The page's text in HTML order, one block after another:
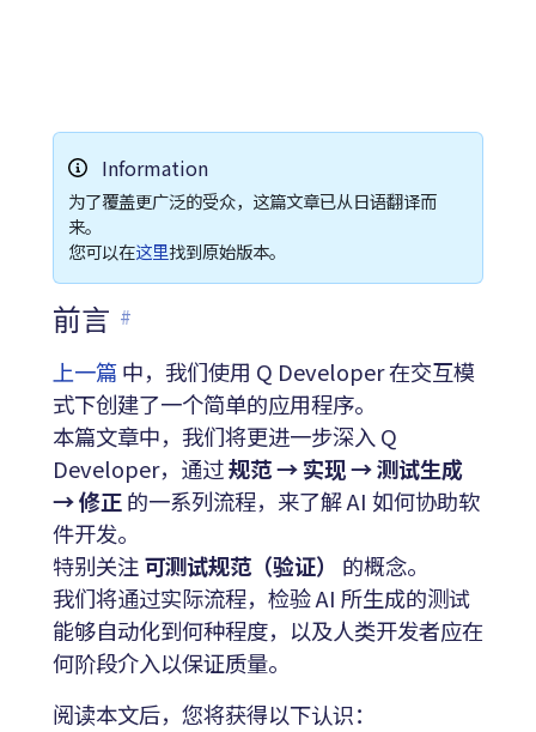
Information
为了覆盖更广泛的受众，这篇文章已从日语翻译而
来。
您可以在这里找到原始版本。
前言 #
上一篇中，我们使用 Q Developer 在交互模
式下创建了一个简单的应用程序。
本篇文章中，我们将更进一步深入 Q
Developer，通过规范 → 实现 → 测试生成
→ 修正的一系列流程，来了解 AI 如何协助软
件开发。
特别关注可测试规范（验证）
的概念。
我们将通过实际流程，检验 AI 所生成的测试
能够自动化到何种程度，以及人类开发者应在
何阶段介入以保证质量。
阅读本文后，您将获得以下认识：